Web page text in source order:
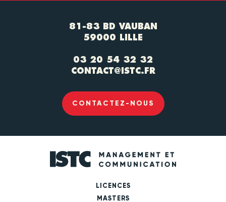
81-83 BD VAUBAN
59000 LILLE
03 20 54 32 32
CONTACT@ISTC.FR
CONTACTEZ-NOUS
LICENCES
MASTERS